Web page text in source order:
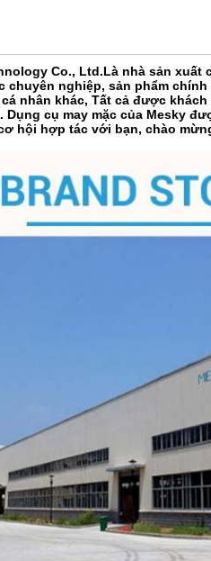
Co., Ltd.Là nhà sản
chuyên nghiệp, sản phẩm
nhân khác, Tất cả được
Dụng cụ may mặc của Mesky
hội hợp tác với bạn, chào